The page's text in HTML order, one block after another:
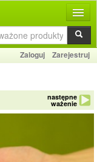
Zaloguj Zarejestruj
następne
ważenie